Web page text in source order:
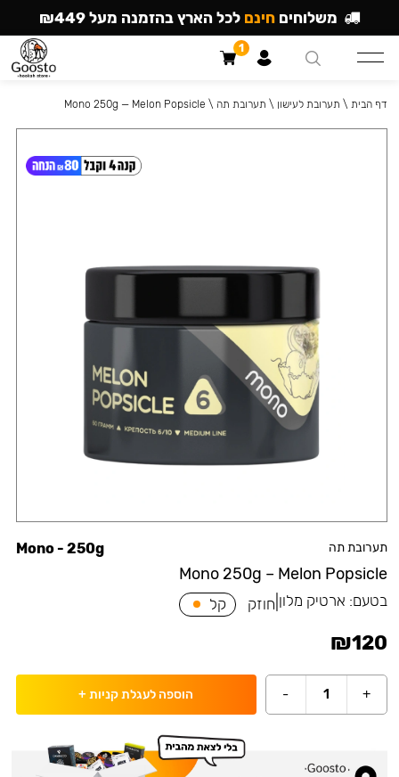
תערובת תה
Mono 250g – Melon Popsicle
Mono - 250g
בטעם: ארטיק מלון חוזק קל
₪120
+
1
- הוספה לעגלת קניות +
דף הבית \ תערובת לעישון \ תערובת תה \
Mono 250g — Melon Popsicle
משלוחים חינם לכל הארץ בהזמנה מעל ₪449
1